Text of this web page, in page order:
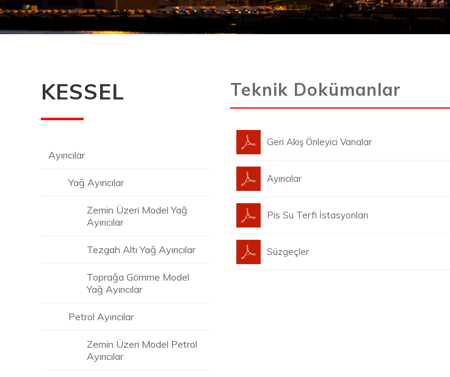
KESSEL
Ayırıcılar
Yağ Ayırıcılar
Zemin Üzeri Model Yağ
Ayırıcılar
Tezgah Altı Yağ Ayırıcılar
Toprağa Gömme Model
Yağ Ayırıcılar
Petrol Ayırıcılar
Zemin Üzeri Model Petrol
Ayırıcılar
Teknik Dokümanlar
Geri Akış Önleyici Vanalar
Ayırıcılar
Pis Su Terfi İstasyonları
Süzgeçler